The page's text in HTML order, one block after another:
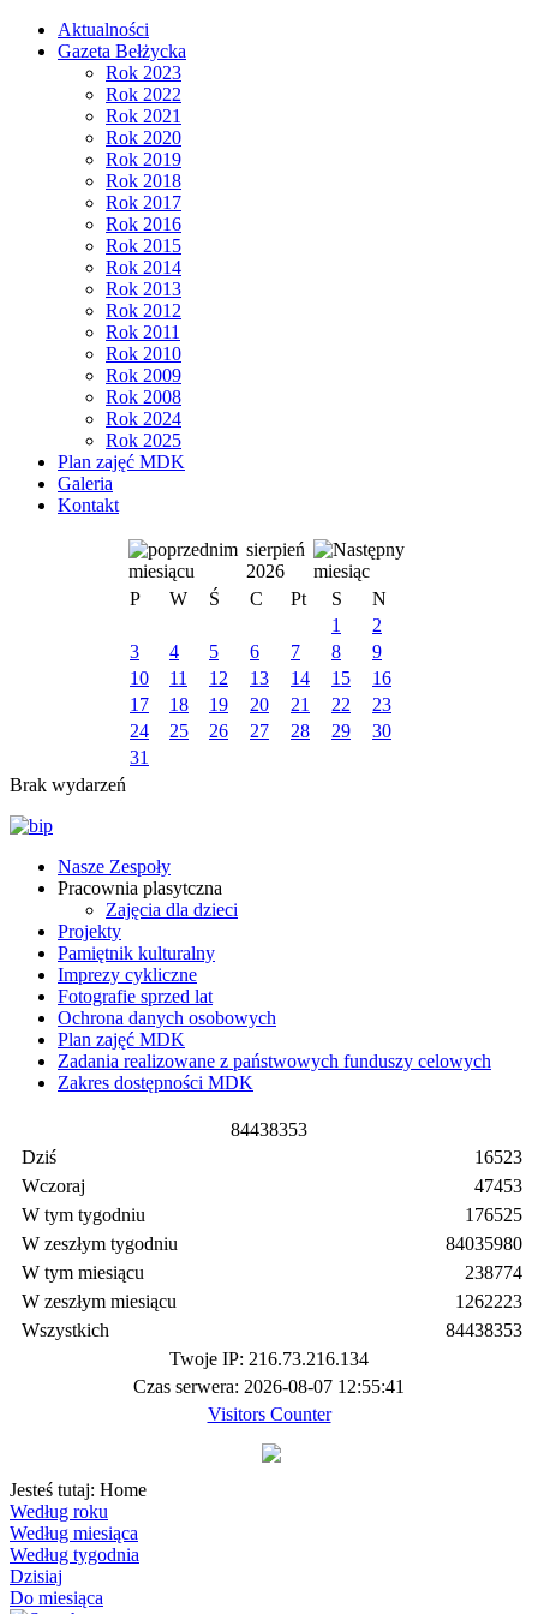
Aktualności
Gazeta Bełżycka
Rok 2023
Rok 2022
Rok 2021
Rok 2020
Rok 2019
Rok 2018
Rok 2017
Rok 2016
Rok 2015
Rok 2014
Rok 2013
Rok 2012
Rok 2011
Rok 2010
Rok 2009
Rok 2008
Rok 2024
Rok 2025
Plan zajęć MDK
Galeria
Kontakt
sierpień
2026
P
W Ś C Pt S
N
1
2
3
4 5 6 7 8
9
10
11 12 13 14 15
16
17
18 19 20 21 22
23
24
25 26 27 28 29
30
31
Brak wydarzeń
Nasze Zespoły
Pracownia plasytczna
Zajęcia dla dzieci
Projekty
Pamiętnik kulturalny
Imprezy cykliczne
Fotografie sprzed lat
Ochrona danych osobowych
Plan zajęć MDK
Zadania realizowane z państwowych funduszy celowych
Zakres dostępności MDK
84438353
Dziś
Wczoraj
W tym tygodniu
W zeszłym tygodniu
W tym miesiącu
W zeszłym miesiącu
Wszystkich
16523
47453
176525
84035980
238774
1262223
84438353
Twoje IP: 216.73.216.134
Czas serwera: 2026-08-07 12:55:41
Visitors Counter
Jesteś tutaj: Home
Według roku
Według miesiąca
Według tygodnia
Dzisiaj
Do miesiąca